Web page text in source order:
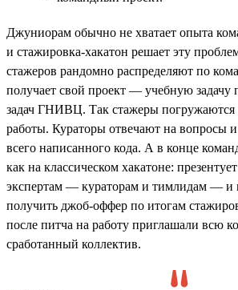
Джуниорам обычно не хватает опыта
и стажировка-хакатон решает эту
стажеров рандомно распределяют по
получает свой проект — учебную задачу
задач ГНИВЦ. Так стажеры погружаются
работы. Кураторы отвечают на вопросы
всего написанного кода. А в конце
как на классическом хакатоне:
экспертам — кураторам и тимлидам — и
получить джоб-оффер по итогам
после питча на работу приглашали всю
сработанный коллектив.